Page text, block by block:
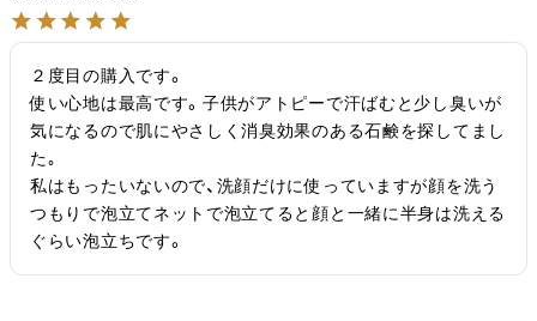
２度目の購入です。
使い心地は最高です。子供がアトピーで汗ばむと少し臭いが
気になるので肌にやさしく消臭効果のある石鹸を探してまし
た｡
私はもったいないので、洗顔だけに使っていますが顔を洗う
つもりで泡立てネットで泡立てると顔と一緒に半身は洗える
ぐらい泡立ちです。